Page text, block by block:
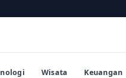
Wisata Keuangan